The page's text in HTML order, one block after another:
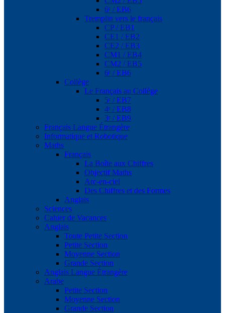
6ᵉ / EB6
Tremplin vers le français
CP / EB1
CE1 / EB2
CE2 / EB3
CM1 / EB4
CM2 / EB5
6ᵉ / EB6
Collège
Le Français au Collège
5ᵉ / EB7
4ᵉ / EB8
3ᵉ / EB9
Français Langue Étrangère
Informatique et Robotique
Maths
Français
La Boîte aux Chiffres
Objectif Maths
Arc-en-ciel
Des Chiffres et des Formes
Anglais
Sciences
Cahier de Vacances
Anglais
Toute Petite Section
Petite Section
Moyenne Section
Grande Section
Anglais Langue Étrangère
Arabe
Petite Section
Moyenne Section
Grande Section